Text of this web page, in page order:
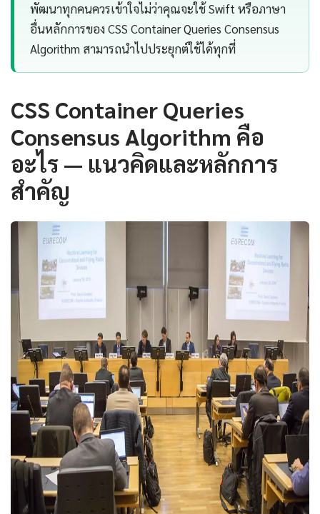
พัฒนาทุกคนควรเข้าใจไม่ว่าคุณจะใช้ Swift หรือภาษา
อื่นหลักการของ CSS Container Queries Consensus
Algorithm สามารถนำไปประยุกต์ใช้ได้ทุกที่
CSS Container Queries
Consensus Algorithm คือ
อะไร — แนวคิดและหลักการ
สำคัญ